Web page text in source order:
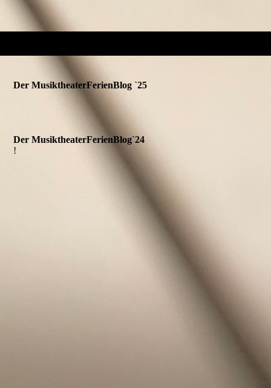
Der MusiktheaterFerienBlog `25
Der MusiktheaterFerienBlog`24
!